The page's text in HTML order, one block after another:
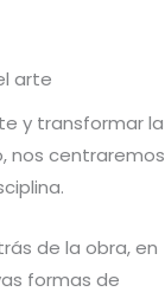
arte
y transformar la
nos centraremos
de la obra, en
formas de